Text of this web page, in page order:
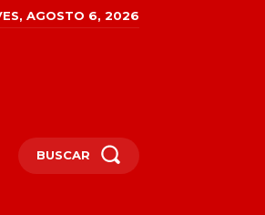
AGOSTO 6, 2026
BUSCAR